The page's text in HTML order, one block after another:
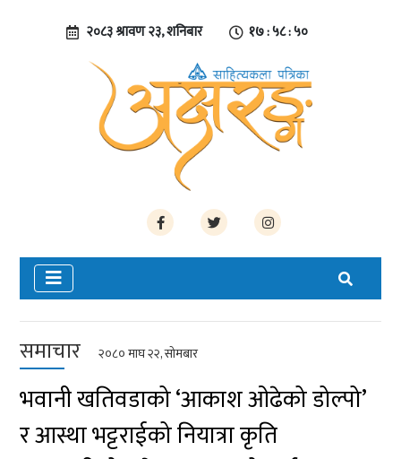
२०८३ श्रावण २३, शनिबार १७ : ५८ : ५०
समाचार २०८० माघ २२, सोमबार
भवानी खतिवडाको ‘आकाश ओढेको डोल्पो’
र आस्था भट्टराईको नियात्रा कृति